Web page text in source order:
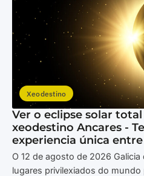
Xeodestino
Ver o eclipse solar total
xeodestino Ancares -
experiencia única
O 12 de agosto de 2026
lugares privilexiados do